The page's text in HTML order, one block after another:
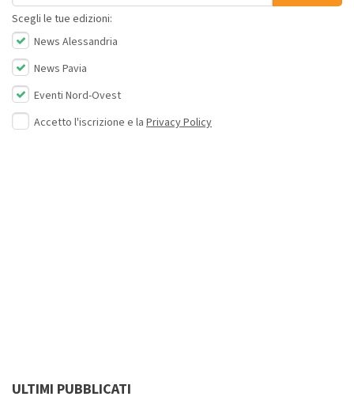
Scegli le tue edizioni:
News Alessandria
News Pavia
Eventi Nord-Ovest
Accetto l'iscrizione e la Privacy Policy
ULTIMI PUBBLICATI